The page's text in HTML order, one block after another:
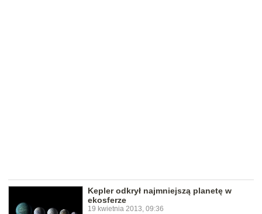
Kepler odkrył najmniejszą planetę w
ekosferze
19 kwietnia 2013, 09:36